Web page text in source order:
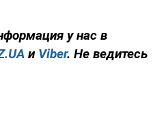
у нас в
и Viber. Не ведитесь